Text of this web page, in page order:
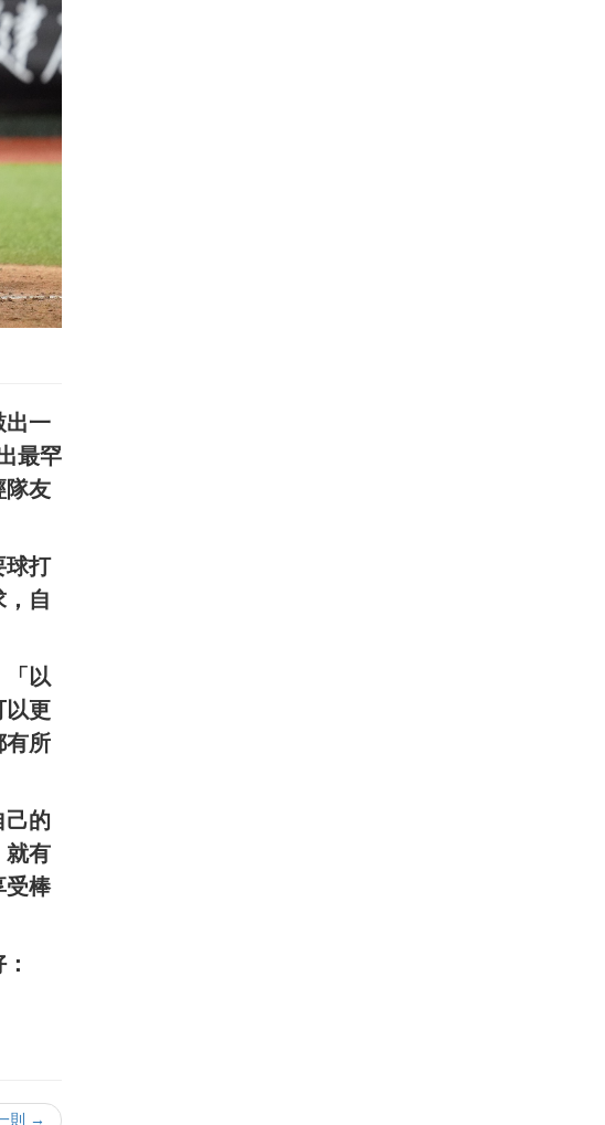
出一
最罕
隊友
球打
自
「以
以更
有所
己的
就有
受棒
則 →